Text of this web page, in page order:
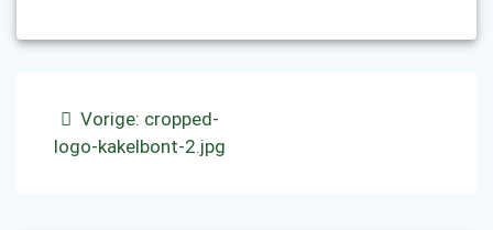
navigatie
Vorige: Vorig
bericht:
cropped-
logo-kakelbont-2.jpg